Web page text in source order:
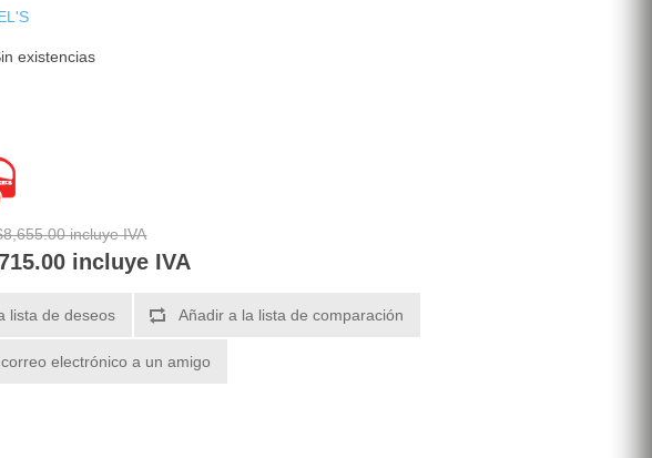
existencias
incluye IVA
incluye IVA
lista de deseos Añadir a la lista de comparación
electrónico a un amigo